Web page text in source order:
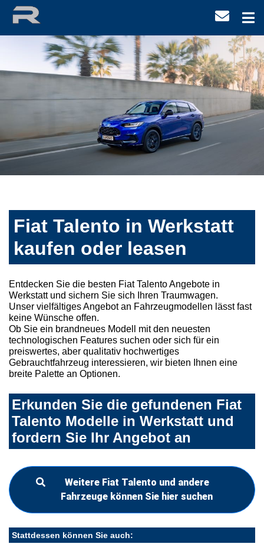
Fiat Talento in Werkstatt
kaufen oder leasen
Entdecken Sie die besten Fiat Talento Angebote in
Werkstatt und sichern Sie sich Ihren Traumwagen.
Unser vielfältiges Angebot an Fahrzeugmodellen lässt fast
keine Wünsche offen.
Ob Sie ein brandneues Modell mit den neuesten
technologischen Features suchen oder sich für ein
preiswertes, aber qualitativ hochwertiges
Gebrauchtfahrzeug interessieren, wir bieten Ihnen eine
breite Palette an Optionen.
Erkunden Sie die gefundenen Fiat
Talento Modelle in Werkstatt und
fordern Sie Ihr Angebot an
Weitere Fiat Talento und andere
Fahrzeuge können Sie hier suchen
Stattdessen können Sie auch: